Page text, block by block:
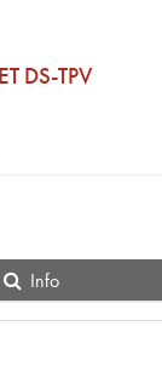
DS-TPV
Info